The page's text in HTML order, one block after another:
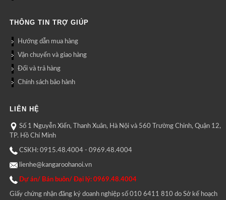
THÔNG TIN TRỢ GIÚP
Hướng dẫn mua hàng
Vận chuyển và giao hàng
Đổi và trả hàng
Chính sách bảo hành
LIÊN HỆ
Số 1 Nguyễn Xiển, Thanh Xuân, Hà Nội và 560 Trường Chinh, Quận 12,
TP. Hồ Chí Minh
CSKH: 0915.48.4004 - 0969.48.4004
lienhe@kangaroohanoi.vn
Dự án/ Bán buôn/ Đại lý: 0969.48.4004
Giấy chứng nhận đăng ký doanh nghiệp số 010 6411 810 do Sở kế hoạch